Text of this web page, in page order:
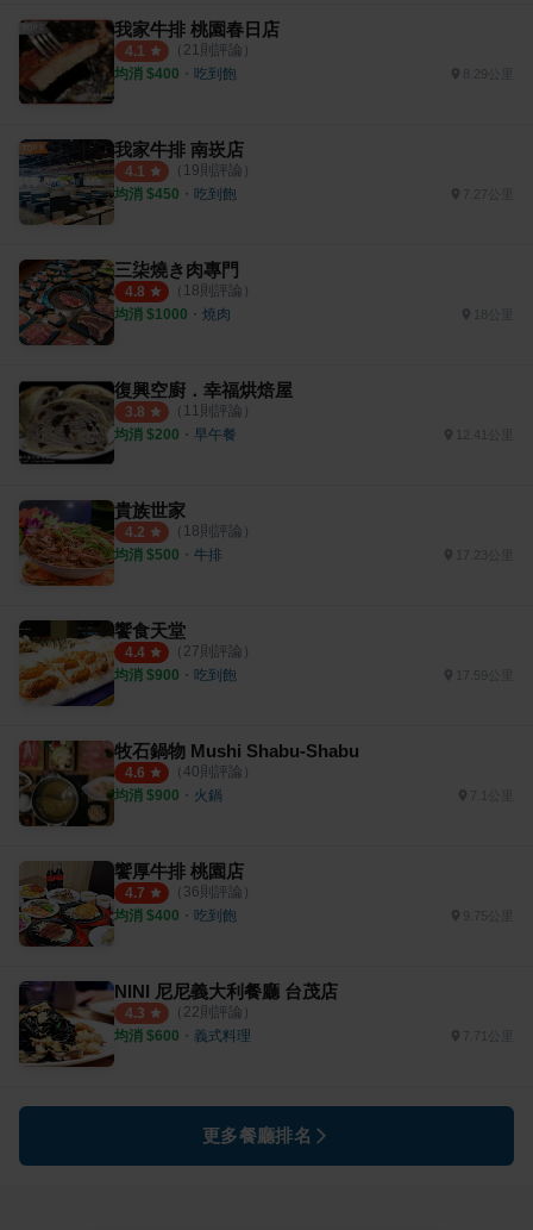
我家牛排 桃園春日店
4.1 （ 21 則評論）
均消 $400 ・ 吃到飽
我家牛排 南崁店
4.1 （ 19則評論）
均消 $450 ・ 吃到飽
三柒燒き肉專門
4.8 （ 18則評論）
均消 $1000 ・ 燒肉
復興空廚．幸福烘焙屋
3.8 （ 11 則評論）
均消 $200 ・ 早午餐 12.41公里
貴族世家
4.2 （ 18則評論）
均消 $500 ・ 牛排
饗食天堂
4.4 （ 27則評論）
均消 $900 ・ 吃到飽 17.59公里
牧石鍋物 Mushi Shabu-Shabu
4.6 （ 40則評論）
均消 $900 ・ 火鍋
饗厚牛排 桃園店
4.7 （ 36則評論）
均消 $400 ・ 吃到飽 9.75公里
NINI 尼尼義大利餐廳 台茂店
4.3 （ 22則評論）
均消 $600 ・ 義式料理
更多餐廳排名